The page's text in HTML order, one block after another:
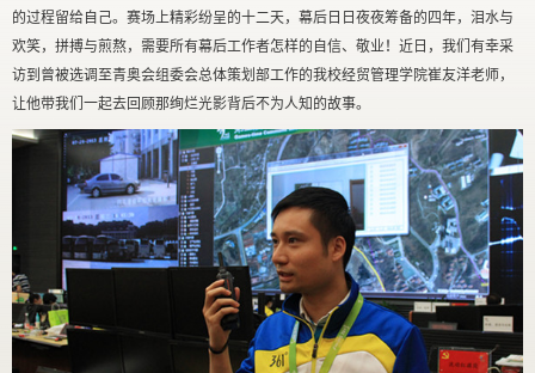
的过程留给自己。赛场上精彩纷呈的十二天，幕后日日夜夜筹备的四年，泪水与
欢笑，拼搏与煎熬，需要所有幕后工作者怎样的自信、敬业！近日，我们有幸采
访到曾被选调至青奥会组委会总体策划部工作的我校经贸管理学院崔友洋老师，
让他带我们一起去回顾那绚烂光影背后不为人知的故事。